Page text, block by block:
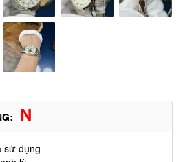
N
sử dụng